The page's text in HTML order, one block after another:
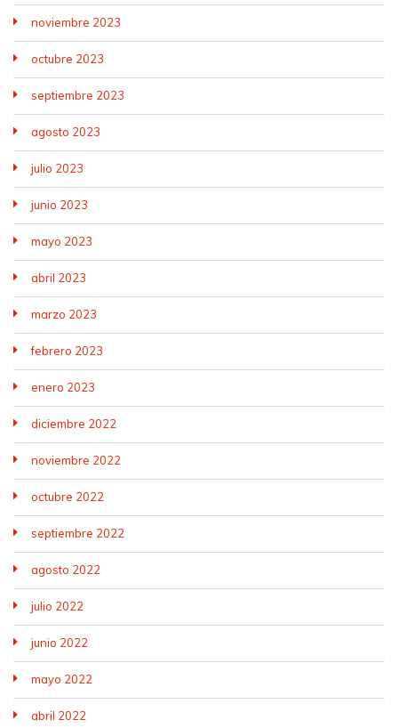
noviembre 2023
octubre 2023
septiembre 2023
agosto 2023
julio 2023
junio 2023
mayo 2023
abril 2023
marzo 2023
febrero 2023
enero 2023
diciembre 2022
noviembre 2022
octubre 2022
septiembre 2022
agosto 2022
julio 2022
junio 2022
mayo 2022
abril 2022